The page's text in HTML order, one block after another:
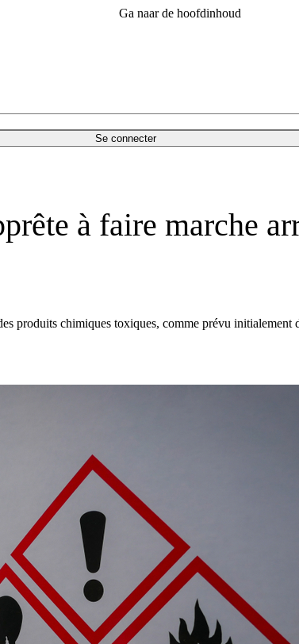
Ga naar de hoofdinhoud
Se connecter
à faire marche
produits chimiques toxiques, comme prévu initialement